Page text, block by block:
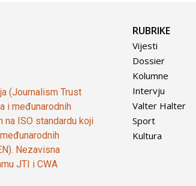
(Journalism Trust
i međunarodnih
ISO standardu koji
Nezavisna
JTI i CWA
RUBRIKE
Vijesti
Dossier
Kolumne
Intervju
Valter Halter
Sport
Kultura